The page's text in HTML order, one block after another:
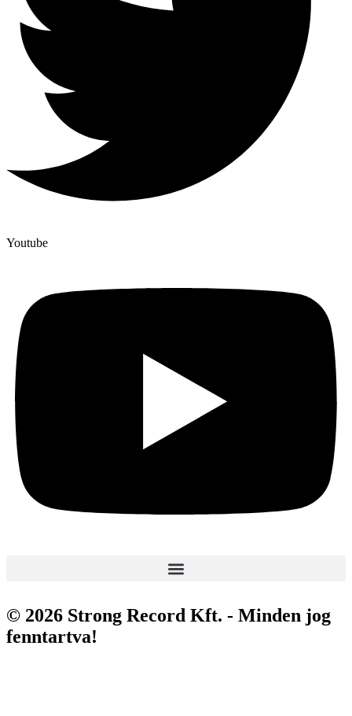
Youtube
© 2026 Strong Record Kft. - Minden jog
fenntartva!